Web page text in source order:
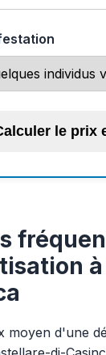
le prix
moyen d'une